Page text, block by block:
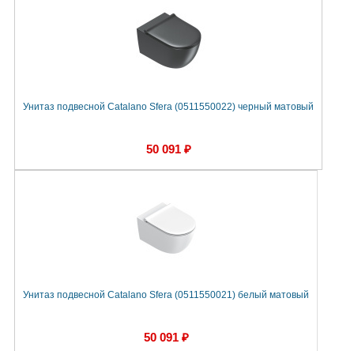
Унитаз подвесной Catalano Sfera (0511550022) черный матовый
50 091 ₽
Унитаз подвесной Catalano Sfera (0511550021) белый матовый
50 091 ₽